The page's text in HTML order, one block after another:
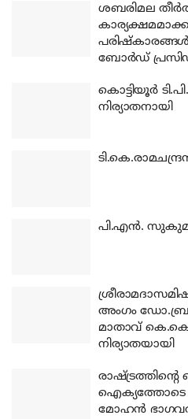
ശബരിമല
പരിഷ്‌കാരങ്ങള്‍
ബോര്‍ഡ്
കൊട്ടിയൂര്‍
നിര്യാതനായി
പി.എന്‍.
അംഗം
മാതാവ്
നിര്യാതയായി
രാഷ്ട്രത്തിന്റെ
ഐക്യത്തോടെ
മോഹന്‍